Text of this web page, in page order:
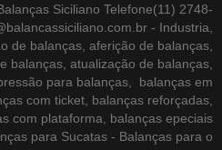
Siciliano Telefone(11) 2748-
- Industria,
de balanças, aferição de balanças,
balanças, atualização de balanças,
para balanças, balanças em
com ticket, balanças reforçadas,
com plataforma, balanças epeciais
para Sucatas - Balanças para o